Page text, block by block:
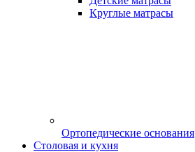
Круглые матрасы
Ортопедические основания
Столовая и кухня